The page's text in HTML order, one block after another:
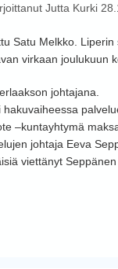
Jutta Kurki
Satu Melkko.
virkaan joulukuun
johtajana.
–kuntayhtymä
johtaja Eeva
viettänyt